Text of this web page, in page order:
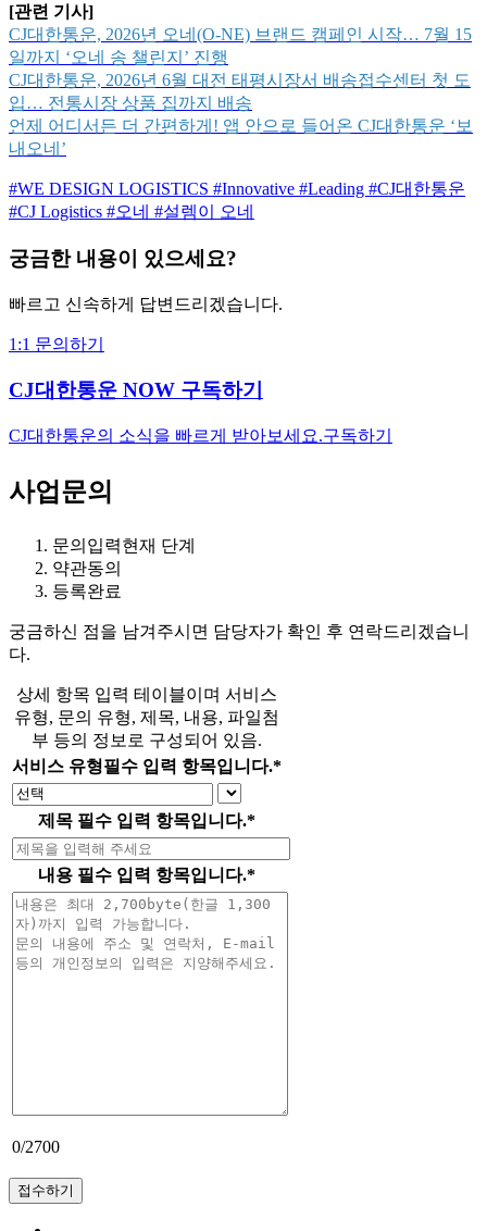
[관련 기사]
CJ대한통운, 2026년 오네(O-NE) 브랜드 캠페인 시작… 7월 15
일까지 ‘오네 송 챌린지’ 진행
CJ대한통운, 2026년 6월 대전 태평시장서 배송접수센터 첫 도
입… 전통시장 상품 집까지 배송
언제 어디서든 더 간편하게! 앱 안으로 들어온 CJ대한통운 ‘보
내오네’
#WE DESIGN LOGISTICS #Innovative #Leading #CJ대한통운
#CJ Logistics #오네 #설렘이 오네
궁금한 내용이 있으세요?
빠르고 신속하게 답변드리겠습니다.
1:1 문의하기
CJ대한통운 NOW 구독하기
CJ대한통운의 소식을 빠르게 받아보세요.구독하기
사업문의
문의입력현재 단계
약관동의
등록완료
궁금하신 점을 남겨주시면 담당자가 확인 후 연락드리겠습니
다.
상세 항목 입력 테이블이며 서비스
유형, 문의 유형, 제목, 내용, 파일첨
부 등의 정보로 구성되어 있음.
서비스 유형필수 입력 항목입니다.*
제목 필수 입력 항목입니다.*
내용 필수 입력 항목입니다.*
0/2700